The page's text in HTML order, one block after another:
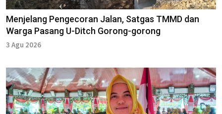
Menjelang Pengecoran Jalan, Satgas TMMD dan
Warga Pasang U-Ditch Gorong-gorong
3 Agu 2026